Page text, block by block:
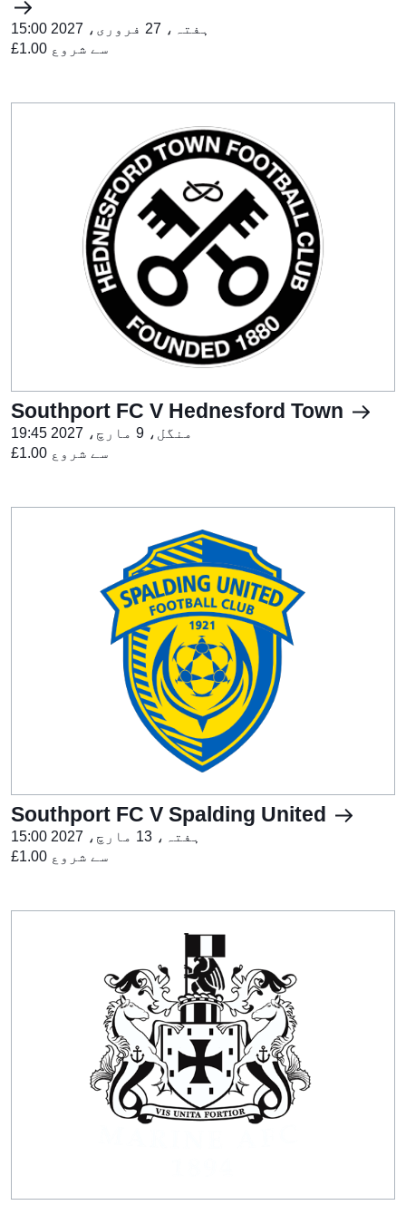
ہفتہ، 27 فروری، 2027 15:00
£1.00 سے شروع
Southport FC V Hednesford Town
منگل، 9 مارچ، 2027 19:45
£1.00 سے شروع
Southport FC V Spalding United
ہفتہ، 13 مارچ، 2027 15:00
£1.00 سے شروع